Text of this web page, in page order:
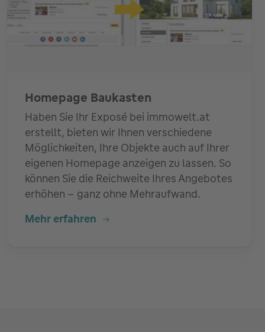
Homepage Baukasten
Haben Sie Ihr Exposé bei immowelt.at
erstellt, bieten wir Ihnen verschiedene
Möglichkeiten, Ihre Objekte auch auf Ihrer
eigenen Homepage anzeigen zu lassen. So
können Sie die Reichweite Ihres Angebotes
erhöhen – ganz ohne Mehraufwand.
Mehr erfahren